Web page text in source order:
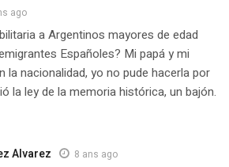
ago
a Argentinos mayores de edad
Españoles? Mi papá y mi
la nacionalidad, yo no pude hacerla por
la ley de la memoria histórica, un bajón.
Alvarez 8 ans ago